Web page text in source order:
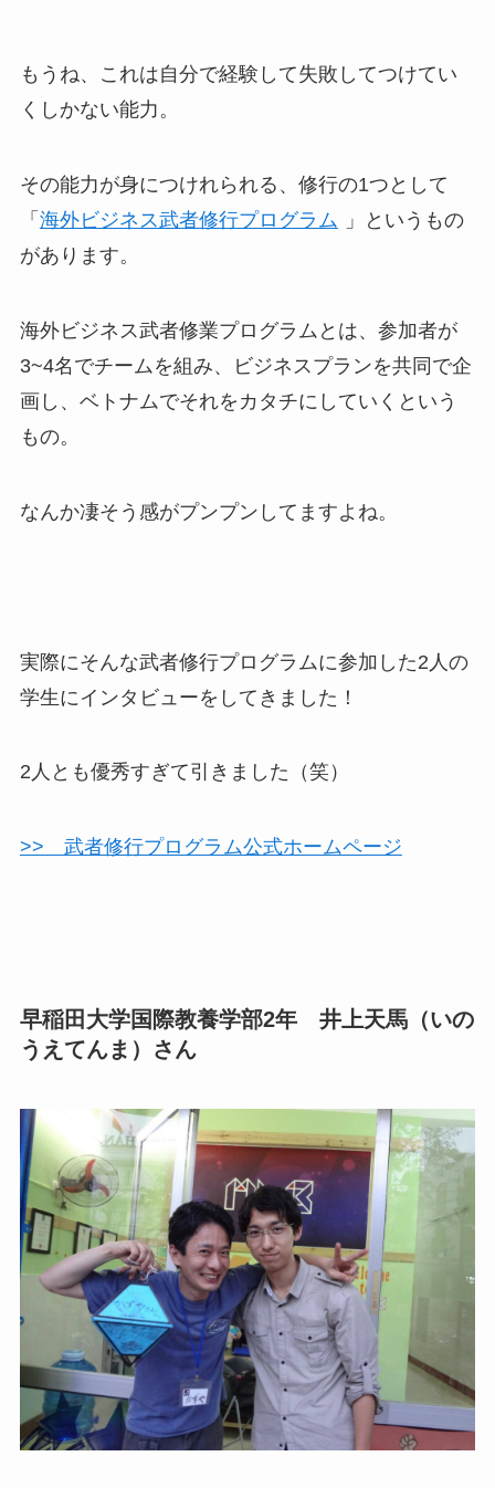
もうね、これは自分で経験して失敗してつけてい
くしかない能力。
その能力が身につけれられる、修行の1つとして
「 海外ビジネス武者修行プログラム
」というもの
があります。
海外ビジネス武者修業プログラムとは、参加者が
3~4名でチームを組み、ビジネスプランを共同で企
画し、ベトナムでそれをカタチにしていくという
もの。
なんか凄そう感がプンプンしてますよね。
実際にそんな武者修行プログラムに参加した2人の
学生にインタビューをしてきました！
2人とも優秀すぎて引きました（笑）
>> 武者修行プログラム公式ホームページ
早稲田大学国際教養学部2年 井上天馬（いの
うえてんま）さん